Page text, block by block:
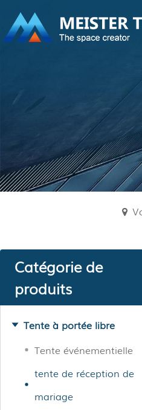
Catégorie de
produits
Tente à portée libre
Tente événementielle
tente de réception de
mariage